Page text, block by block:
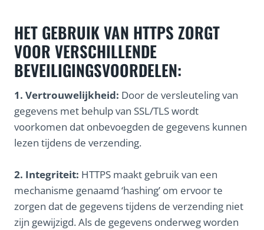
HET GEBRUIK VAN HTTPS ZORGT
VOOR VERSCHILLENDE
BEVEILIGINGSVOORDELEN:
1. Vertrouwelijkheid: Door de versleuteling van
gegevens met behulp van SSL/TLS wordt
voorkomen dat onbevoegden de gegevens kunnen
lezen tijdens de verzending.
2. Integriteit: HTTPS maakt gebruik van een
mechanisme genaamd ‘hashing’ om ervoor te
zorgen dat de gegevens tijdens de verzending niet
zijn gewijzigd. Als de gegevens onderweg worden